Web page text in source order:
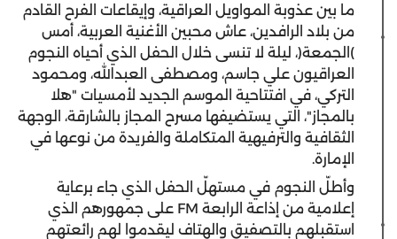
ما بين عذوبة المواويل العراقية، وإيقاعات الفرح القادم
من بلاد الرافدين، عاش محبين الأغنية العربية، أمس
)الجمعة(، ليلة لا تنسى خلال الحفل الذي أحياه النجوم
العراقيون علي جاسم، ومصطفى العبدالله، ومحمود
التركي، في افتتاحية الموسم الجديد لأمسيات "هلا
بالمجاز"، التي يستضيفها مسرح المجاز بالشارقة، الوجهة
الثقافية والترفيهية المتكاملة والفريدة من نوعها في
الإمارة.
وأطلّ النجوم في مستهلّ الحفل الذي جاء برعاية
إعلامية من إذاعة الرابعة FM على جمهورهم الذي
استقبلهم بالتصفيق والهتاف ليقدموا لهم رائعتهم